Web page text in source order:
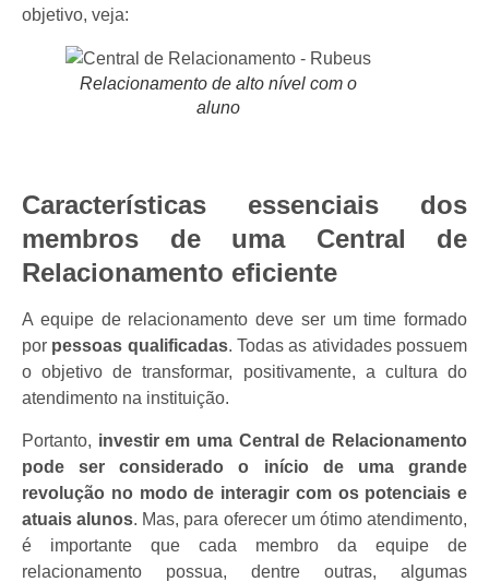
objetivo, veja:
Relacionamento de alto nível com o
aluno
Características essenciais dos
membros de uma Central de
Relacionamento eficiente
A equipe de relacionamento deve ser um time formado
por pessoas qualificadas. Todas as atividades possuem
o objetivo de transformar, positivamente, a cultura do
atendimento na instituição.
Portanto, investir em uma Central de Relacionamento
pode ser considerado o início de uma grande
revolução no modo de interagir com os potenciais e
atuais alunos. Mas, para oferecer um ótimo atendimento,
é importante que cada membro da equipe de
relacionamento possua, dentre outras, algumas